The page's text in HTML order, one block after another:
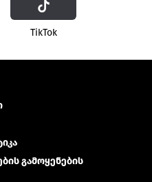
ТikТоk
გამოყენების